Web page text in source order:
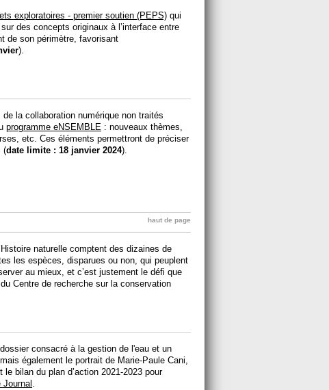
exploratoires - premier soutien (PEPS) qui
des concepts originaux à l’interface entre
de son périmètre, favorisant
).
la collaboration numérique non traités
programme eNSEMBLE : nouveaux thèmes,
etc. Ces éléments permettront de préciser
(date limite : 18 janvier 2024).
haut de page
naturelle comptent des dizaines de
les espèces, disparues ou non, qui peuplent
au mieux, et c’est justement le défi que
Centre de recherche sur la conservation
consacré à la gestion de l'eau et un
également le portrait de Marie-Paule Cani,
bilan du plan d’action 2021-2023 pour
Journal .